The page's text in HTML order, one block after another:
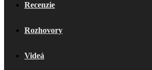
Recenzie
Rozhovory
Videá